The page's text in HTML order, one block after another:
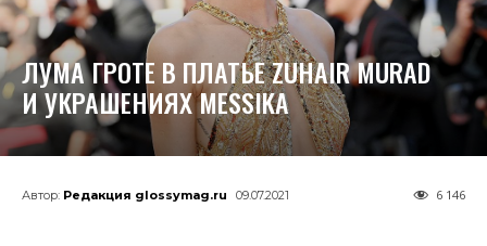
ЛУМА ГРОТЕ В ПЛАТЬЕ ZUHAIR MURAD
И УКРАШЕНИЯХ MESSIKA
Автор: Редакция glossymag.ru 09.07.2021 6 146